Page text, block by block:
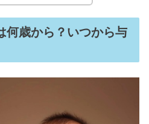
何歳から？いつから与